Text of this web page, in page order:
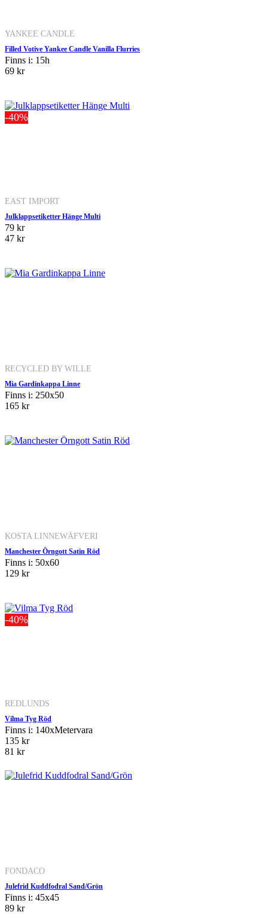
YANKEE CANDLE
Filled Votive Yankee Candle Vanilla Flurries
Finns i: 15h
69 kr
-40%
EAST IMPORT
Julklappsetiketter Hänge Multi
79 kr
47 kr
RECYCLED BY WILLE
Mia Gardinkappa Linne
Finns i: 250x50
165 kr
KOSTA LINNEWÄFVERI
Manchester Örngott Satin Röd
Finns i: 50x60
129 kr
-40%
REDLUNDS
Vilma Tyg Röd
Finns i: 140xMetervara
135 kr
81 kr
FONDACO
Julefrid Kuddfodral Sand/Grön
Finns i: 45x45
89 kr